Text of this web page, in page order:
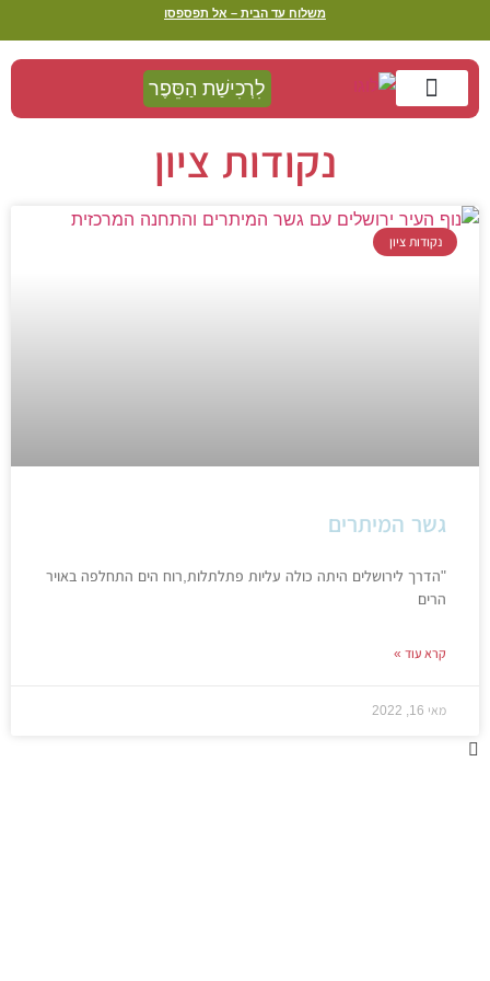
משלוח עד הבית – אל תפספסו
לִרְכִישַׁת הַסֵּפֶר
נקודות ציון
נקודות ציון
גשר המיתרים
"הדרך לירושלים היתה כולה עליות פתלתלות,רוח הים התחלפה באויר
הרים
קרא עוד »
מאי 16, 2022